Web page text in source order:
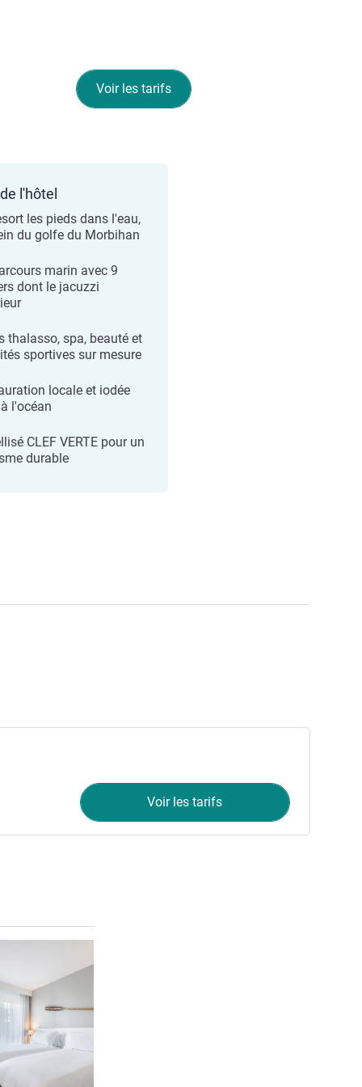
Voir les tarifs
l'hôtel
les pieds dans l'eau,
du golfe du Morbihan
marin avec 9
dont le jacuzzi
thalasso, spa, beauté et
sportives sur mesure
locale et iodée
l'océan
CLEF VERTE pour un
durable
Voir les tarifs